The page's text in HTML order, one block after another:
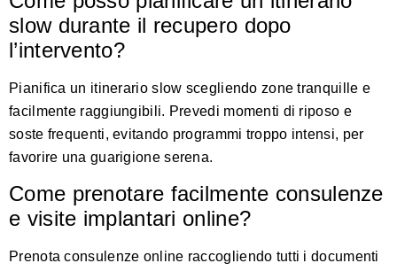
slow durante il recupero dopo
l’intervento?
Pianifica un itinerario slow scegliendo zone tranquille e
facilmente raggiungibili. Prevedi momenti di riposo e
soste frequenti, evitando programmi troppo intensi, per
favorire una guarigione serena.
Come prenotare facilmente consulenze
e visite implantari online?
Prenota consulenze online raccogliendo tutti i documenti